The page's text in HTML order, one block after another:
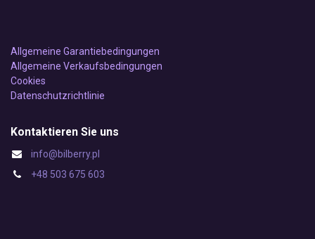
Allgemeine Garantiebedingungen
Allgemeine Verkaufsbedingungen
Cookies
Datenschutzrichtlinie
Kontaktieren Sie uns
info@bilberry.pl
+48 503 675 603